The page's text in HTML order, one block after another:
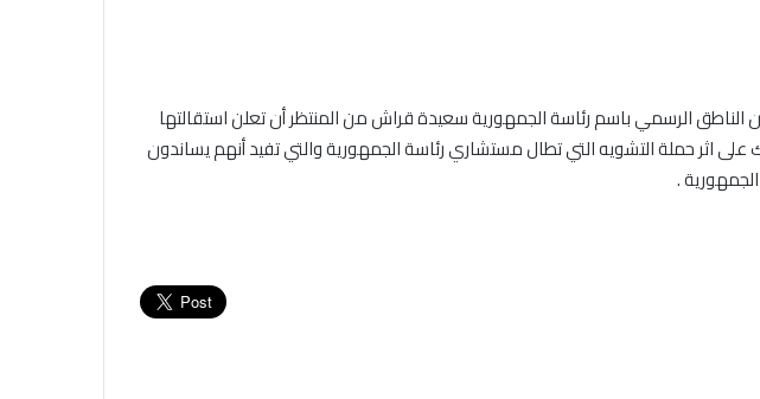
الناطق الرسمي باسم رئاسة الجمهورية سعيدة قراش من المنتظر أن تعلن استقالتها
على اثر حملة التشويه التي تطال مستشاري رئاسة الجمهورية والتي تفيد أنهم يساندون
.